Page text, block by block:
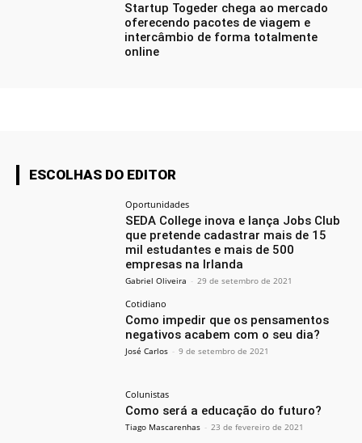
Startup Togeder chega ao mercado
oferecendo pacotes de viagem e
intercâmbio de forma totalmente
online
ESCOLHAS DO EDITOR
Oportunidades
SEDA College inova e lança Jobs Club
que pretende cadastrar mais de 15
mil estudantes e mais de 500
empresas na Irlanda
Gabriel Oliveira - 29 de setembro de 2021
Cotidiano
Como impedir que os pensamentos
negativos acabem com o seu dia?
José Carlos - 9 de setembro de 2021
Colunistas
Como será a educação do futuro?
Tiago Mascarenhas - 23 de fevereiro de 2021